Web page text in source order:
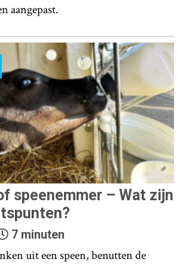
aangepast.
speenemmer – Wat zijn
7 minuten
uit een speen, benutten de